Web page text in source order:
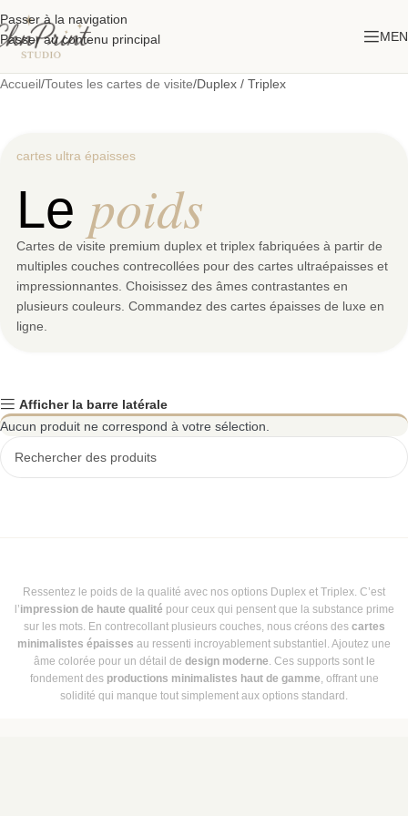
Passer à la navigation
Passer au contenu principal
Accueil Toutes les cartes de visite Duplex / Triplex
cartes ultra épaisses
Le poids
Cartes Multicouches Duplex & Triplex
Cartes de visite premium duplex et triplex fabriquées à partir de
multiples couches contrecollées pour des cartes ultraépaisses et
impressionnantes. Choisissez des âmes contrastantes en
plusieurs couleurs. Commandez des cartes épaisses de luxe en
ligne.
Afficher la barre latérale
Aucun produit ne correspond à votre sélection.
Ressentez le poids de la qualité avec nos options Duplex et Triplex. C’est
l’impression de haute qualité pour ceux qui pensent que la substance prime
sur les mots. En contrecollant plusieurs couches, nous créons des cartes
minimalistes épaisses au ressenti incroyablement substantiel. Ajoutez une
âme colorée pour un détail de design moderne. Ces supports sont le
fondement des productions minimalistes haut de gamme, offrant une
solidité qui manque tout simplement aux options standard.